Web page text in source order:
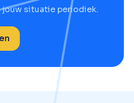
jouw situatie periodiek.